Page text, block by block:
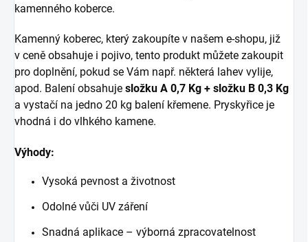
kamenného koberce.
Kamenný koberec, který zakoupíte v našem e-shopu, již
v ceně obsahuje i pojivo, tento produkt můžete zakoupit
pro doplnění, pokud se Vám např. některá lahev vylije,
apod. Balení obsahuje složku A 0,7 Kg + složku B 0,3 Kg
a vystačí na jedno 20 kg balení křemene. Pryskyřice je
vhodná i do vlhkého kamene.
Výhody:
Vysoká pevnost a životnost
Odolné vůči UV záření
Snadná aplikace – výborná zpracovatelnost